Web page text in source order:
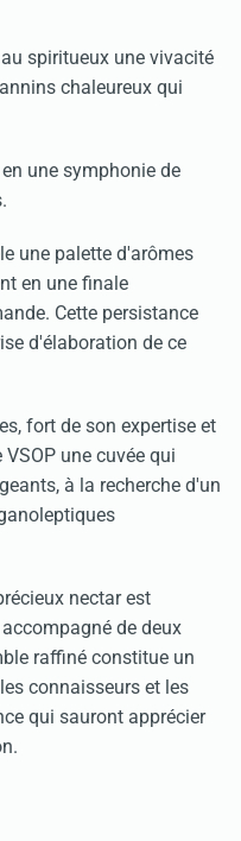
spiritueux une vivacité
chaleureux qui
une symphonie de
une palette d'arômes
en une finale
Cette persistance
d'élaboration de ce
fort de son expertise et
une cuvée qui
à la recherche d'un
nectar est
de deux
raffiné constitue un
connaisseurs et les
qui sauront apprécier